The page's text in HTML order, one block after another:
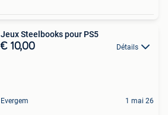
Jeux Steelbooks pour PS5
€ 10,00 Détails
Evergem 1 mai 26